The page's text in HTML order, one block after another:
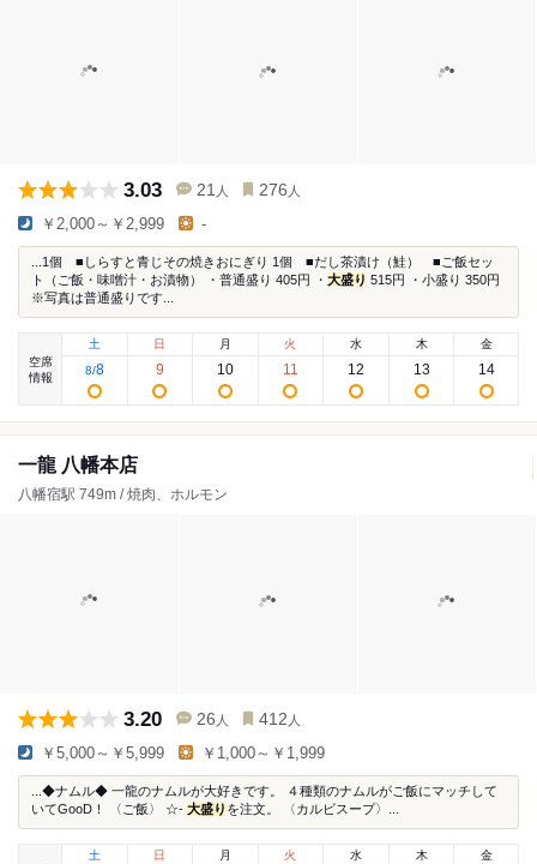
3.03 21 人 276 人
￥2,000～￥2,999 -
...1個 ■しらすと青じその焼きおにぎり 1個 ■だし茶漬け（鮭） ■ご飯セッ
ト（ご飯・味噌汁・お漬物） ・普通盛り 405円 ・ 大盛り 515円 ・小盛り 350円
※写真は普通盛りです...
空席
情報
土
8/8
日
9
月
10
火
11
水
12
木
13
金
14
一龍 八幡本店
八幡宿駅 749m / 焼肉、ホルモン
3.20 26 人 412 人
￥5,000～￥5,999 ￥1,000～￥1,999
...◆ナムル◆ 一龍のナムルが大好きです。 ４種類のナムルがご飯にマッチして
いてGooD！ 〈ご飯〉 ☆- 大盛り を注文。 〈カルビスープ〉...
土
日 月 火 水 木 金